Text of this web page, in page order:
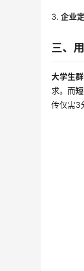
3. 企业
三、
大学生
求。而
传仅需3